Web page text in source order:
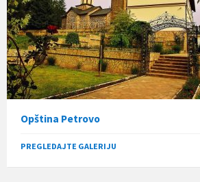
Opština Petrovo
PREGLEDAJTE GALERIJU